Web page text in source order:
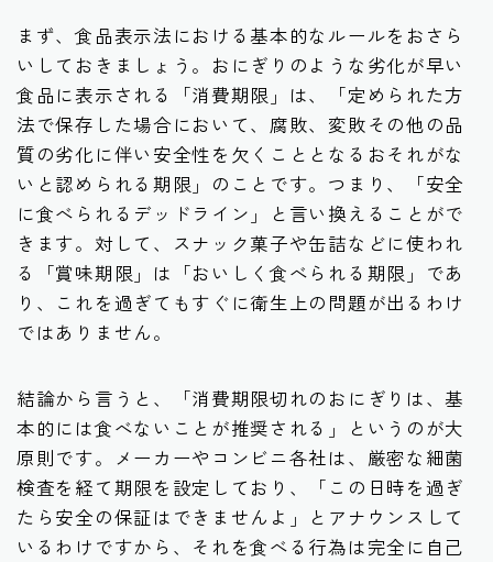
まず、食品表示法における基本的なルールをおさら
いしておきましょう。おにぎりのような劣化が早い
食品に表示される「消費期限」は、「定められた方
法で保存した場合において、腐敗、変敗その他の品
質の劣化に伴い安全性を欠くこととなるおそれがな
いと認められる期限」のことです。つまり、「安全
に食べられるデッドライン」と言い換えることがで
きます。対して、スナック菓子や缶詰などに使われ
る「賞味期限」は「おいしく食べられる期限」であ
り、これを過ぎてもすぐに衛生上の問題が出るわけ
ではありません。
結論から言うと、「消費期限切れのおにぎりは、基
本的には食べないことが推奨される」というのが大
原則です。メーカーやコンビニ各社は、厳密な細菌
検査を経て期限を設定しており、「この日時を過ぎ
たら安全の保証はできませんよ」とアナウンスして
いるわけですから、それを食べる行為は完全に自己